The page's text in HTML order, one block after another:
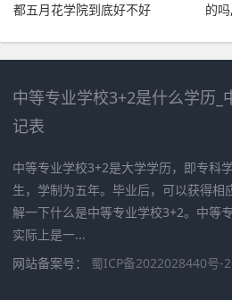
都五月花学院到底好不好
的
中等专业学校3+2是什么学历_
记表
中等专业学校3+2是大学学历，即专科
生，学制为五年。毕业后，可以获得相
解一下什么是中等专业学校3+2。中等
实际上是一...
网站备案号： 蜀ICP备2022028440号-2